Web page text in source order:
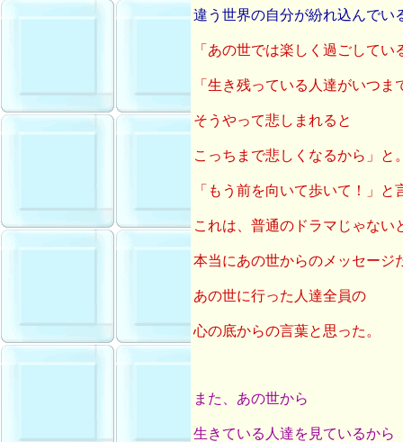
違う世界の自分が紛れ込んでい
「あの世では楽しく過ごしてい
「生き残っている人達がいつま
そうやって悲しまれると
こっちまで悲しくなるから」と
「もう前を向いて歩いて！」と
これは、普通のドラマじゃない
本当にあの世からのメッセージ
あの世に行った人達全員の
心の底からの言葉と思った。
また、あの世から
生きている人達を見ているから